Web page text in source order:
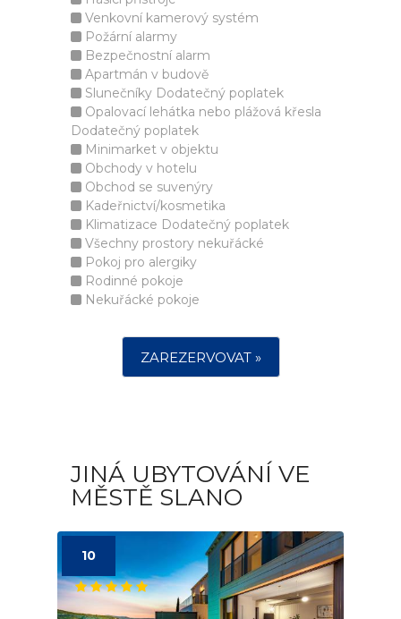
Venkovní kamerový systém
Požární alarmy
Bezpečnostní alarm
Apartmán v budově
Slunečníky Dodatečný poplatek
Opalovací lehátka nebo plážová křesla
Dodatečný poplatek
Minimarket v objektu
Obchody v hotelu
Obchod se suvenýry
Kadeřnictví/kosmetika
Klimatizace Dodatečný poplatek
Všechny prostory nekuřácké
Pokoj pro alergiky
Rodinné pokoje
Nekuřácké pokoje
ZAREZERVOVAT »
JINÁ UBYTOVÁNÍ VE
MĚSTĚ SLANO
10